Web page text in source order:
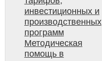
инвестиционных и
производственных
программ
Методическая
помощь в